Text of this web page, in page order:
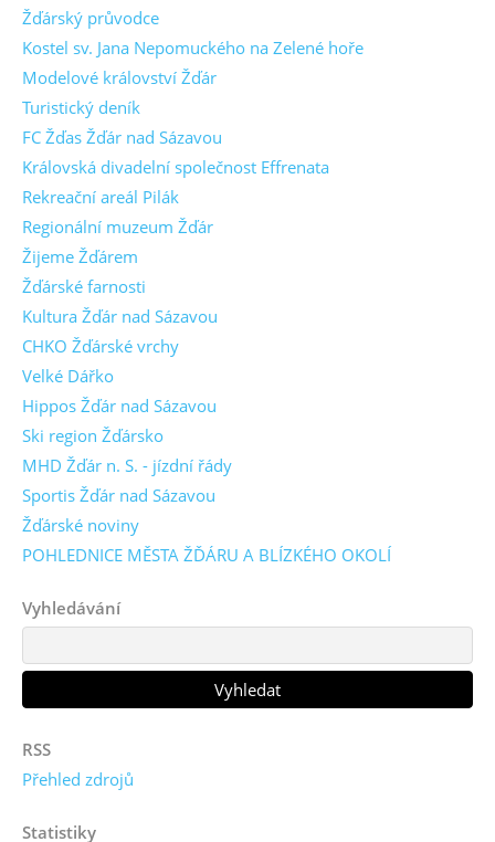
Žďárský průvodce
Kostel sv. Jana Nepomuckého na Zelené hoře
Modelové království Žďár
Turistický deník
FC Žďas Žďár nad Sázavou
Královská divadelní společnost Effrenata
Rekreační areál Pilák
Regionální muzeum Žďár
Žijeme Žďárem
Žďárské farnosti
Kultura Žďár nad Sázavou
CHKO Žďárské vrchy
Velké Dářko
Hippos Žďár nad Sázavou
Ski region Žďársko
MHD Žďár n. S. - jízdní řády
Sportis Žďár nad Sázavou
Žďárské noviny
POHLEDNICE MĚSTA ŽĎÁRU A BLÍZKÉHO OKOLÍ
Vyhledávání
RSS
Přehled zdrojů
Statistiky